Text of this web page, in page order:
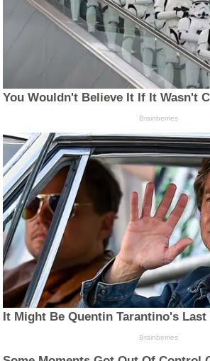
You Wouldn't Believe It If It Wasn't
Brainberries
It Might Be Quentin Tarantino's Last
Brainberries